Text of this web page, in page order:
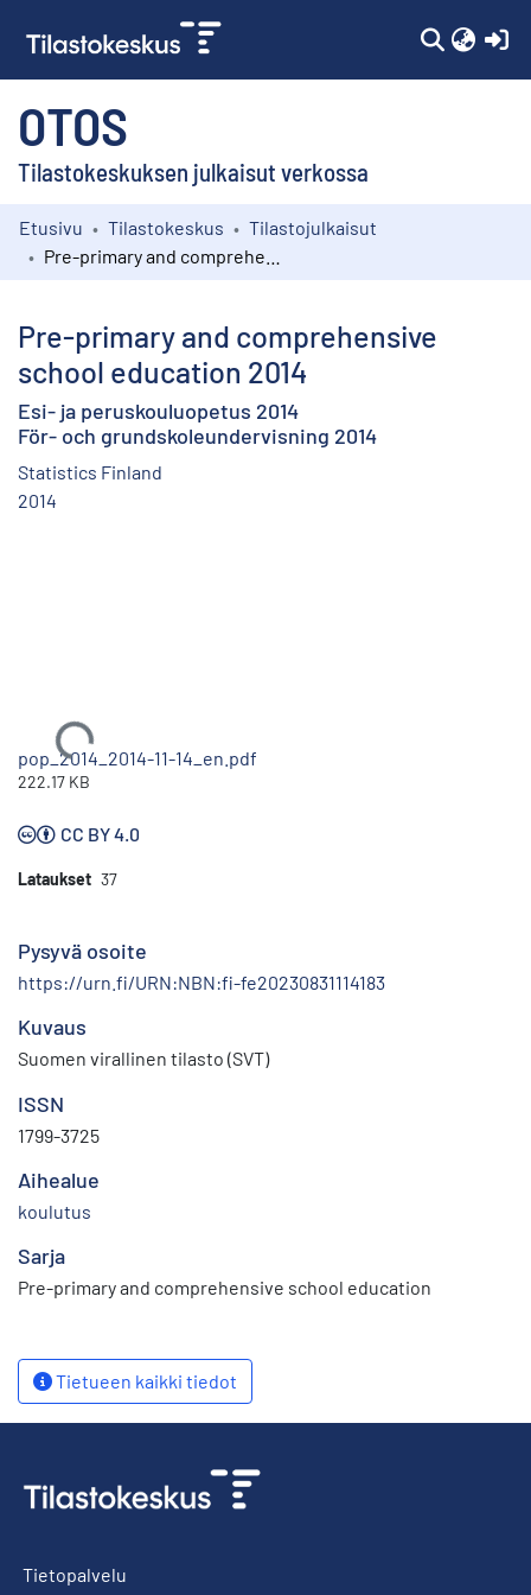
OTOS
Tilastokeskuksen julkaisut verkossa
Kokoelmat
Etusivu Tilastokeskus
Tilastojulkaisut
Pre-primary and comprehensive
school education 2014
Esi- ja peruskouluopetus 2014
För- och grundskoleundervisning 2014
Statistics Finland
2014
Ladataan...
pop_2014_2014-11-14_en.pdf
222.17 KB
CC BY 4.0
Lataukset 37
Pysyvä osoite
https://urn.fi/URN:NBN:fi-fe20230831114183
Kuvaus
Suomen virallinen tilasto (SVT)
ISSN
1799-3725
Aihealue
koulutus
Sarja
Pre-primary and comprehensive school education
Tietueen kaikki tiedot
Tietopalvelu